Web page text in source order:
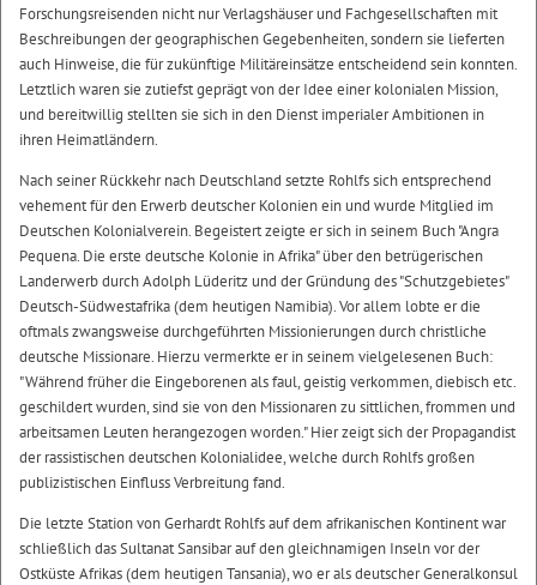
Forschungsreisenden nicht nur Verlagshäuser und Fachgesellschaften mit
Beschreibungen der geographischen Gegebenheiten, sondern sie lieferten
auch Hinweise, die für zukünftige Militäreinsätze entscheidend sein konnten.
Letztlich waren sie zutiefst geprägt von der Idee einer kolonialen Mission,
und bereitwillig stellten sie sich in den Dienst imperialer Ambitionen in
ihren Heimatländern.
Nach seiner Rückkehr nach Deutschland setzte Rohlfs sich entsprechend
vehement für den Erwerb deutscher Kolonien ein und wurde Mitglied im
Deutschen Kolonialverein. Begeistert zeigte er sich in seinem Buch "Angra
Pequena. Die erste deutsche Kolonie in Afrika" über den betrügerischen
Landerwerb durch Adolph Lüderitz und der Gründung des "Schutzgebietes"
Deutsch-Südwestafrika (dem heutigen Namibia). Vor allem lobte er die
oftmals zwangsweise durchgeführten Missionierungen durch christliche
deutsche Missionare. Hierzu vermerkte er in seinem vielgelesenen Buch:
"Während früher die Eingeborenen als faul, geistig verkommen, diebisch etc.
geschildert wurden, sind sie von den Missionaren zu sittlichen, frommen und
arbeitsamen Leuten herangezogen worden." Hier zeigt sich der Propagandist
der rassistischen deutschen Kolonialidee, welche durch Rohlfs großen
publizistischen Einfluss Verbreitung fand.
Die letzte Station von Gerhardt Rohlfs auf dem afrikanischen Kontinent war
schließlich das Sultanat Sansibar auf den gleichnamigen Inseln vor der
Ostküste Afrikas (dem heutigen Tansania), wo er als deutscher Generalkonsul